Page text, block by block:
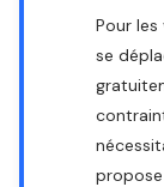
Pour
se